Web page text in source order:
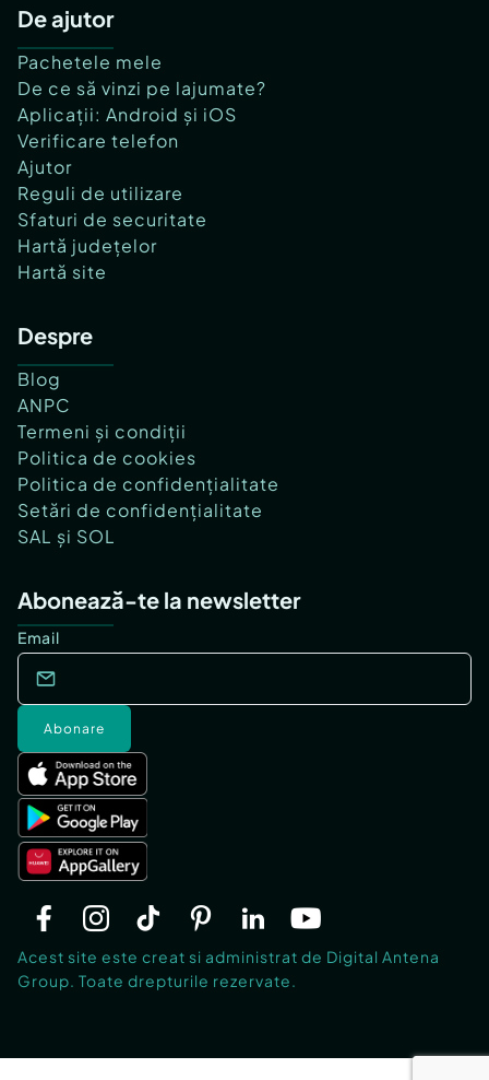
De ajutor
Pachetele mele
De ce să vinzi pe lajumate?
Aplicații: Android și iOS
Verificare telefon
Ajutor
Reguli de utilizare
Sfaturi de securitate
Hartă județelor
Hartă site
Despre
Blog
ANPC
Termeni și condiții
Politica de cookies
Politica de confidențialitate
Setări de confidențialitate
SAL și SOL
Abonează-te la newsletter
Email
Abonare
Acest site este creat si administrat de Digital Antena
Group. Toate drepturile rezervate.